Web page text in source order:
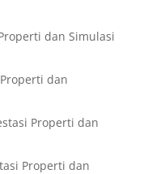
dan Simulasi
dan
Properti dan
Properti dan